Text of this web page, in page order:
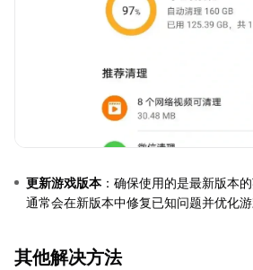
更新游戏版本：确保使用的是最新版本
通常会在新版本中修复已知问题并优化游
其他解决方法